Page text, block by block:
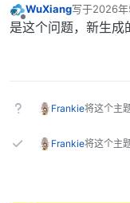
离线
WuXiang写于2026
最后由 编辑
是这个问题，新生成
Frankie将这个主
Frankie将这个主